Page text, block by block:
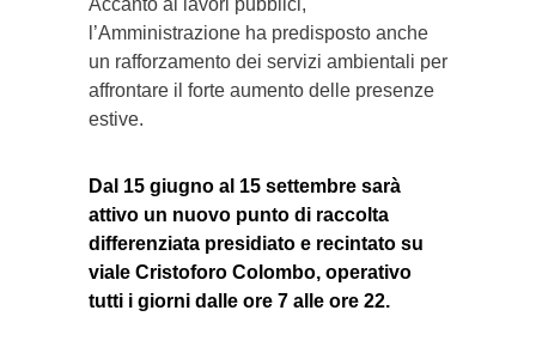
Accanto ai lavori pubblici,
l’Amministrazione ha predisposto anche
un rafforzamento dei servizi ambientali per
affrontare il forte aumento delle presenze
estive.
Dal 15 giugno al 15 settembre sarà
attivo un nuovo punto di raccolta
differenziata presidiato e recintato su
viale Cristoforo Colombo, operativo
tutti i giorni dalle ore 7 alle ore 22.